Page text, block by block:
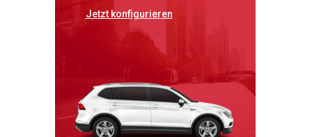
Jetzt konfigurieren